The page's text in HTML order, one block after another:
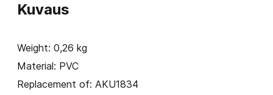
Kuvaus
Weight: 0,26 kg
Material: PVC
Replacement of: AKU1834